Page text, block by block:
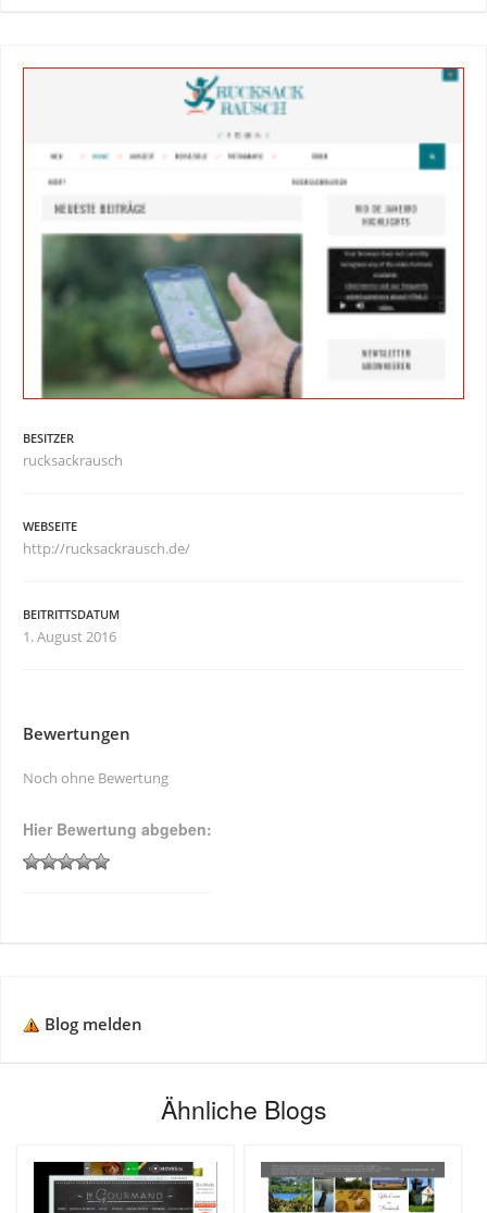
BESITZER
rucksackrausch
WEBSEITE
http://rucksackrausch.de/
BEITRITTSDATUM
1. August 2016
Bewertungen
Noch ohne Bewertung
Hier Bewertung abgeben:
Blog melden
Ähnliche Blogs